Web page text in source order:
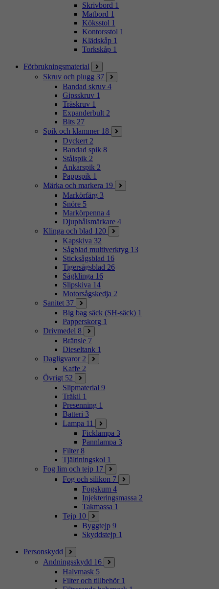
Skrivbord 1
Matbord 1
Köksstol 1
Kontorsstol 1
Klädskåp 1
Torkskåp 1
Förbrukningsmaterial
Skruv och plugg 37
Bandad skruv 4
Gipsskruv 1
Träskruv 1
Expanderbult 2
Bits 27
Spik och klammer 18
Dyckert 2
Bandad spik 8
Stålspik 2
Ankarspik 2
Pappspik 1
Märka och markera 19
Markörfärg 3
Snöre 5
Markörpenna 4
Djuphålsmärkare 4
Klinga och blad 120
Kapskiva 32
Sågblad multiverktyg 13
Sticksågsblad 16
Tigersågsblad 26
Sågklinga 16
Slipskiva 14
Motorsågskedja 2
Sanitet 37
Big bag säck (SH-säck) 1
Papperskorg 1
Drivmedel 8
Bränsle 7
Dieseltank 1
Dagligvaror 2
Kaffe 2
Övrigt 52
Slipmaterial 9
Träkil 1
Presenning 1
Batteri 3
Lampa 11
Ficklampa 3
Pannlampa 3
Filter 8
Tjältiningskol 1
Fog lim och tejp 17
Fog och silikon 7
Fogskum 4
Injekteringsmassa 2
Takmassa 1
Tejp 10
Byggtejp 9
Skyddstejp 1
Personskydd
Andningsskydd 16
Halvmask 5
Filter och tillbehör 1